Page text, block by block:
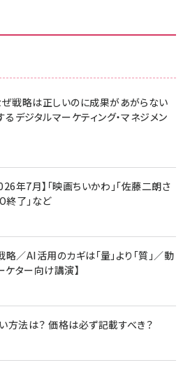
ぜ戦略は正しいのに成果があがらない
デジタルマーケティング・マネジメン
年7月】「映画ちいかわ」「佐藤二朗さ
終了」など
／AI活用のカギは「量」より「質」／動
ター向け講演】
方法は？ 価格は必ず記載すべき？